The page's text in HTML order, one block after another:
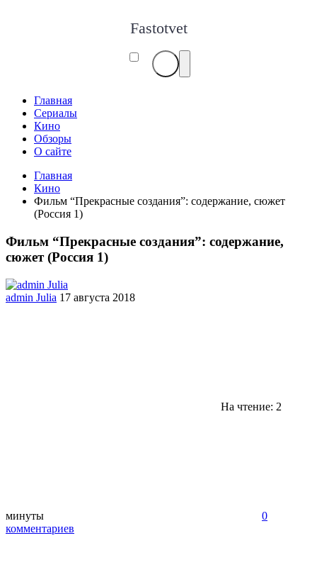
Fastotvet
Главная
Сериалы
Кино
Обзоры
О сайте
Главная
Кино
Фильм “Прекрасные создания”: содержание, сюжет
(Россия 1)
Фильм “Прекрасные создания”: содержание,
сюжет (Россия 1)
admin Julia 17 августа 2018
На чтение: 2
минуты
0
комментариев